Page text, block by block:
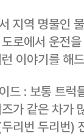
지역 명물인
로에서 운전
이야기를 해
드 : 보통 트럭
가 같은 차가
리번 두리번)